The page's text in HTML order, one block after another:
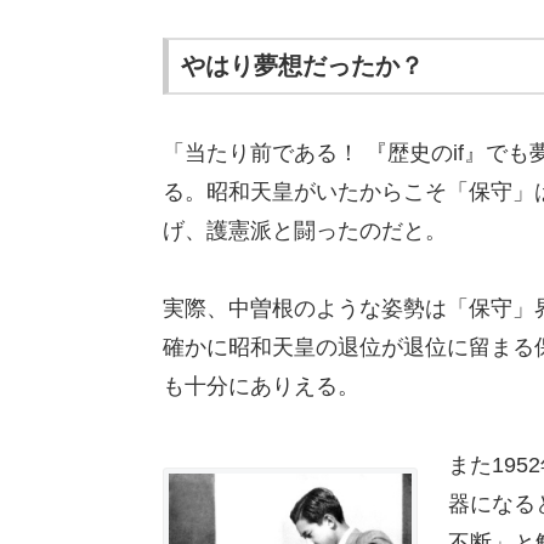
やはり夢想だったか？
「当たり前である！ 『歴史のif』で
る。昭和天皇がいたからこそ「保守
げ、護憲派と闘ったのだと。
実際、中曽根のような姿勢は「保守
確かに昭和天皇の退位が退位に留ま
も十分にありえる。
また
器になる